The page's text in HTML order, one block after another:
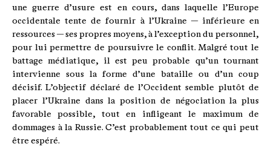
une guerre d’usure est en cours, dans laquelle l’Europe
occidentale tente de fournir à l’Ukraine — inférieure en
ressources — ses propres moyens, à l’exception du personnel,
pour lui permettre de poursuivre le conflit. Malgré tout le
battage médiatique, il est peu probable qu’un tournant
intervienne sous la forme d’une bataille ou d’un coup
décisif. L’objectif déclaré de l’Occident semble plutôt de
placer l’Ukraine dans la position de négociation la plus
favorable possible, tout en infligeant le maximum de
dommages à la Russie. C’est probablement tout ce qui peut
être espéré.